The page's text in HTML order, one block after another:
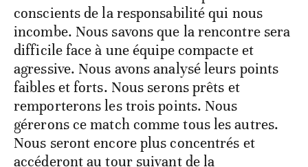
conscients de la responsabilité qui nous
incombe. Nous savons que la rencontre sera
difficile face à une équipe compacte et
agressive. Nous avons analysé leurs points
faibles et forts. Nous serons prêts et
remporterons les trois points. Nous
gérerons ce match comme tous les autres.
Nous seront encore plus concentrés et
accéderont au tour suivant de la